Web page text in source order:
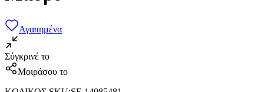
Αγαπημένα
Σύγκρινέ το
Μοιράσου το